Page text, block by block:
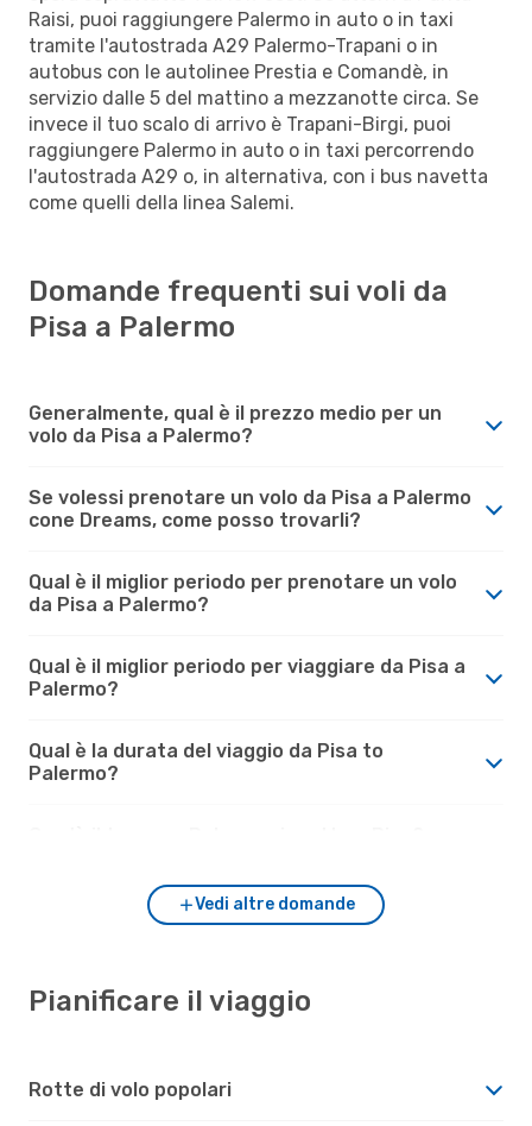
Raisi, puoi raggiungere Palermo in auto o in taxi
tramite l'autostrada A29 Palermo-Trapani o in
autobus con le autolinee Prestia e Comandè, in
servizio dalle 5 del mattino a mezzanotte circa. Se
invece il tuo scalo di arrivo è Trapani-Birgi, puoi
raggiungere Palermo in auto o in taxi percorrendo
l'autostrada A29 o, in alternativa, con i bus navetta
come quelli della linea Salemi.
Domande frequenti sui voli da
Pisa a Palermo
Generalmente, qual è il prezzo medio per un
volo da Pisa a Palermo?
Se volessi prenotare un volo da Pisa a Palermo
cone Dreams, come posso trovarli?
Qual è il miglior periodo per prenotare un volo
da Pisa a Palermo?
Qual è il miglior periodo per viaggiare da Pisa a
Palermo?
Qual è la durata del viaggio da Pisa to
Palermo?
Vedi altre domande
Pianificare il viaggio
Rotte di volo popolari